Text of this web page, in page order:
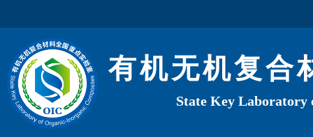
有机无机复合
State Key Laboratory